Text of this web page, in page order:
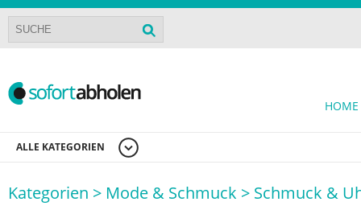
HOME
ALLE KATEGORIEN
Kategorien > Mode & Schmuck > Schmuck &